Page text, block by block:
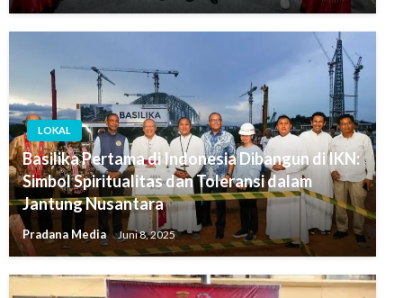
LOKAL
Basilika Pertama di Indonesia Dibangun di IKN:
Simbol Spiritualitas dan Toleransi dalam
Jantung Nusantara
Pradana Media Juni 8, 2025